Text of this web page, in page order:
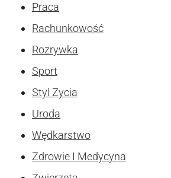
Praca
Rachunkowość
Rozrywka
Sport
Styl Zycia
Uroda
Wędkarstwo
Zdrowie I Medycyna